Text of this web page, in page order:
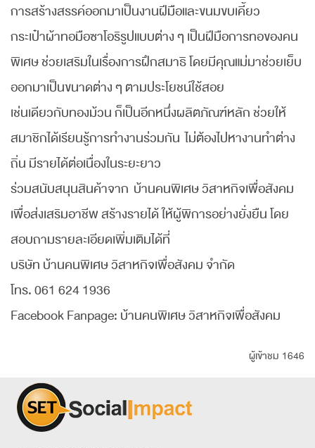
การสร้างสรรค์ออกมาเป็นงานฝีมือและขนมขบเคี้ยว
กระเป๋าผ้าทอมือซาโอริรูปแบบต่าง ๆ เป็นฝีมือการทอของคน
พิเศษ ช่วยเสริมในเรื่องการฝึกสมาธิ โดยมีคุณแม่มาช่วยเย็บ
ออกมาเป็นขนาดต่าง ๆ ตามประโยชน์ใช้สอย
เช่นเดียวกับทองม้วน ก็เป็นอีกหนึ่งผลิตภัณฑ์หลัก ช่วยให้
สมาชิกได้เรียนรู้การทำงานร่วมกัน ไม่ต้องไปหางานทำต่าง
ถิ่น มีรายได้ต่อเนื่องในระยะยาว
ร่วมสนับสนุนสินค้าจาก บ้านคนพิเศษ วิสาหกิจเพื่อสังคม
เพื่อส่งเสริมอาชีพ สร้างรายได้ ให้ผู้พิการอย่างยั่งยืน โดย
สอบถามรายละเอียดเพิ่มเติมได้ที่
บริษัท บ้านคนพิเศษ วิสาหกิจเพื่อสังคม จำกัด
โทร. 061 624 1936
Facebook Fanpage: บ้านคนพิเศษ วิสาหกิจเพื่อสังคม
ผู้เข้าชม 1646